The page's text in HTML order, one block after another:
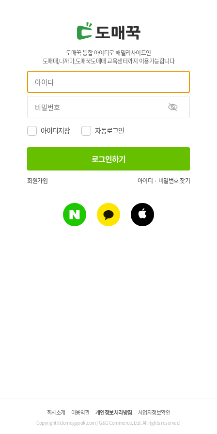
도매꾹 통합 아이디로 패밀리사이트인
도매매,나까마,도매꾹도매매 교육센터까지 이용가능합니다
아이디저장 자동로그인
회원가입 아이디 · 비밀번호 찾기
회사소개 이용약관 개인정보처리방침 사업자정보확인
Copyright©domeggook.com / G&G Commerce, Ltd. All rights reserved.